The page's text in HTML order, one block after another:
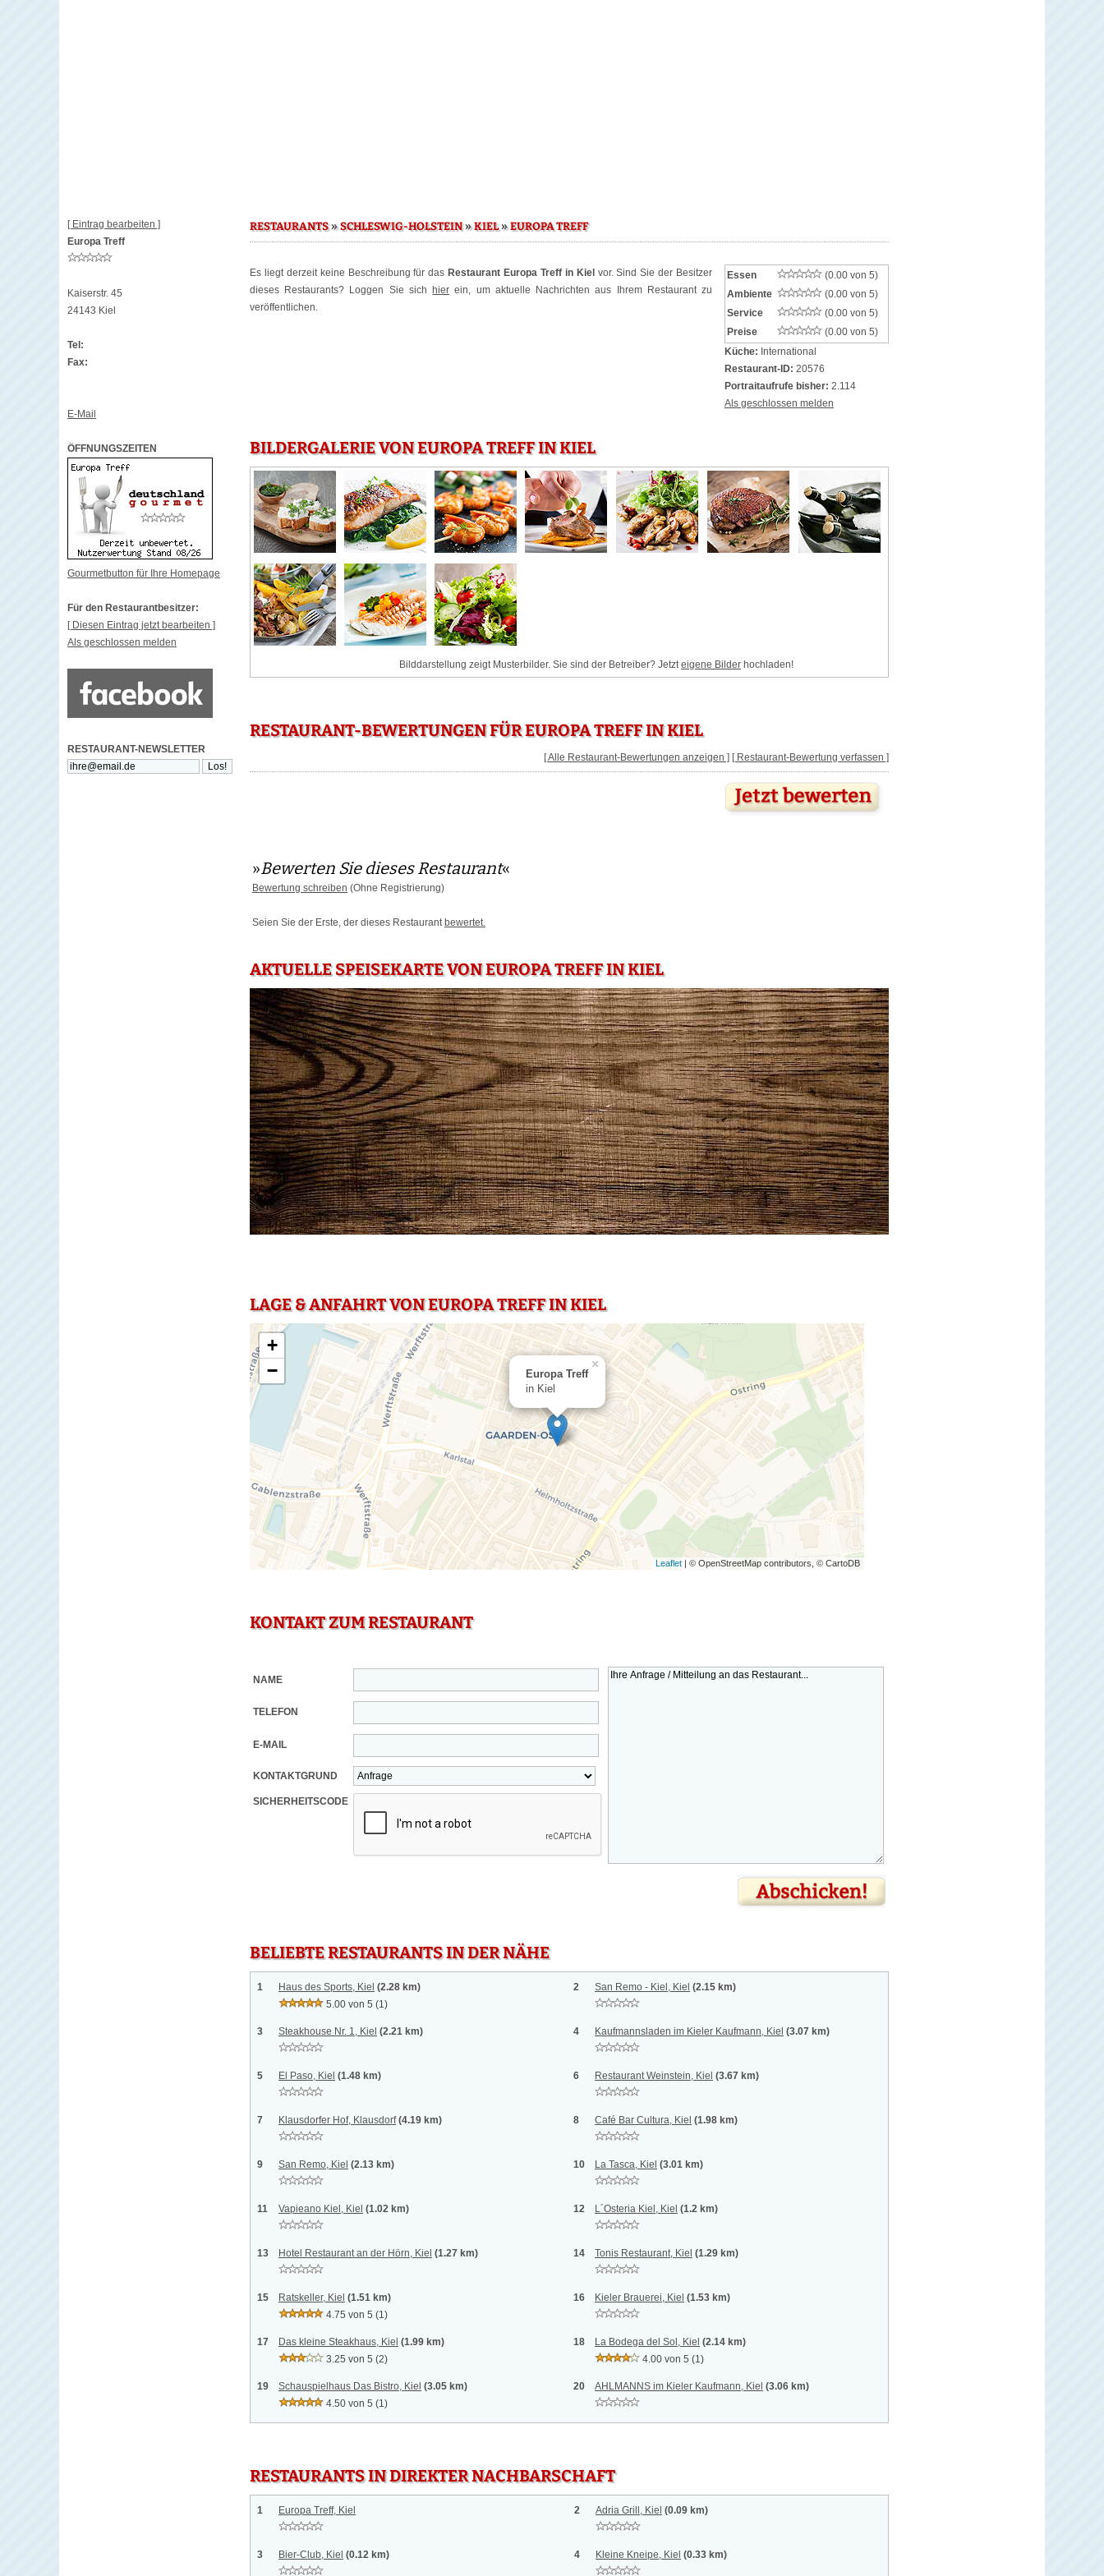
[ Eintrag bearbeiten ]
Europa Treff
Kaiserstr. 45
24143 Kiel
Tel:
Fax:
E-Mail
ÖFFNUNGSZEITEN
Gourmetbutton für Ihre Homepage
Für den Restaurantbesitzer:
[ Diesen Eintrag jetzt bearbeiten ]
Als geschlossen melden
RESTAURANT-NEWSLETTER
RESTAURANTS»SCHLESWIG-HOLSTEIN»KIEL»EUROPA TREFF
Es liegt derzeit keine Beschreibung für das Restaurant Europa Treff in Kiel vor. Sind Sie der Besitzer
dieses Restaurants? Loggen Sie sich
hier ein, um aktuelle Nachrichten aus Ihrem Restaurant zu
veröffentlichen.
Essen
(0.00 von 5)
Ambiente
(0.00 von 5)
Service
(0.00 von 5)
Preise
(0.00 von 5)
Küche: International
Restaurant-ID: 20576
Portraitaufrufe bisher: 2.114
Als geschlossen melden
BILDERGALERIE VON EUROPA TREFF IN KIEL
Bilddarstellung zeigt Musterbilder. Sie sind der Betreiber? Jetzteigene Bilder hochladen!
RESTAURANT-BEWERTUNGEN FÜR EUROPA TREFF IN KIEL
[ Alle Restaurant-Bewertungen anzeigen ] [ Restaurant-Bewertung verfassen ]
»Bewerten Sie dieses Restaurant«
Bewertung schreiben (Ohne Registrierung)
Seien Sie der Erste, der dieses Restaurant bewertet.
AKTUELLE SPEISEKARTE VON EUROPA TREFF IN KIEL
LAGE & ANFAHRT VON EUROPA TREFF IN KIEL
Europa Treff
in Kiel
×
+
−
Leaflet | © OpenStreetMap contributors, © CartoDB
KONTAKT ZUM RESTAURANT
NAME
TELEFON
E-MAIL
KONTAKTGRUND
SICHERHEITSCODE
BELIEBTE RESTAURANTS IN DER NÄHE
1 Haus des Sports, Kiel (2.28 km)
5.00 von 5 (1)
2 San Remo - Kiel, Kiel (2.15 km)
3 Steakhouse Nr. 1, Kiel (2.21 km) 4 Kaufmannsladen im Kieler Kaufmann, Kiel (3.07 km)
5 El Paso, Kiel (1.48 km) 6 Restaurant Weinstein, Kiel (3.67 km)
7 Klausdorfer Hof, Klausdorf (4.19 km) 8 Café Bar Cultura, Kiel (1.98 km)
9 San Remo, Kiel (2.13 km) 10 La Tasca, Kiel (3.01 km)
11 Vapieano Kiel, Kiel (1.02 km) 12 L´Osteria Kiel, Kiel (1.2 km)
13 Hotel Restaurant an der Hörn, Kiel (1.27 km) 14 Tonis Restaurant, Kiel (1.29 km)
15 Ratskeller, Kiel (1.51 km)
4.75 von 5 (1)
16 Kieler Brauerei, Kiel (1.53 km)
17 Das kleine Steakhaus, Kiel (1.99 km)
3.25 von 5 (2)
18 La Bodega del Sol, Kiel (2.14 km)
4.00 von 5 (1)
19 Schauspielhaus Das Bistro, Kiel (3.05 km)
4.50 von 5 (1)
20 AHLMANNS im Kieler Kaufmann, Kiel (3.06 km)
RESTAURANTS IN DIREKTER NACHBARSCHAFT
1 Europa Treff, Kiel 2 Adria Grill, Kiel (0.09 km)
3 Bier-Club, Kiel (0.12 km) 4 Kleine Kneipe, Kiel (0.33 km)